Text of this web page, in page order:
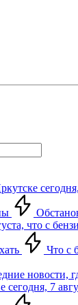
что с
Что с
новости,
сегодня, 7